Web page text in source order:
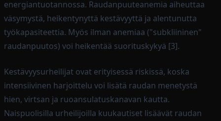
energiantuotannossa. Raudanpuuteanemia aiheuttaa
väsymystä, heikentynyttä kestävyyttä ja alentunutta
työkapasiteettia. Myös ilman anemiaa ("subkliininen"
raudanpuutos) voi heikentää suorituskykyä [3].
Kestävyysurheilijat ovat erityisessä riskissä, koska
intensiivinen harjoittelu voi lisätä raudan menetystä
hien, virtsan ja ruoansulatuskanavan kautta.
Naispuolisilla urheilijoilla kuukautiset lisäävät raudan